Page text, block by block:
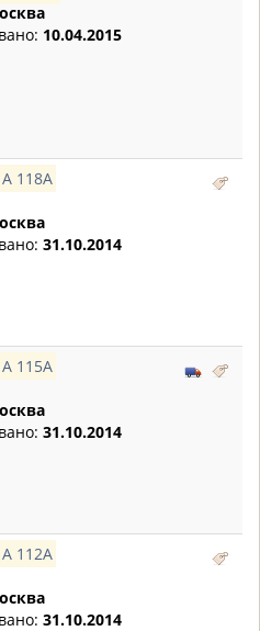
10.04.2015
118A
31.10.2014
115A
31.10.2014
112A
31.10.2014